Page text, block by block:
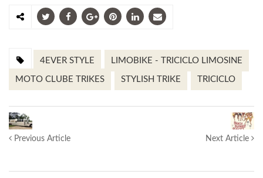
4EVER STYLE LIMOBIKE - TRICICLO LIMOSINE
MOTO CLUBE TRIKES STYLISH TRIKE TRICICLO
Previous Article Next Article